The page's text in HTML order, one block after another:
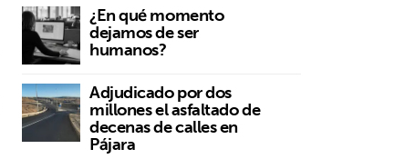
¿En qué momento
dejamos de ser
humanos?
Adjudicado por dos
millones el asfaltado de
decenas de calles en
Pájara